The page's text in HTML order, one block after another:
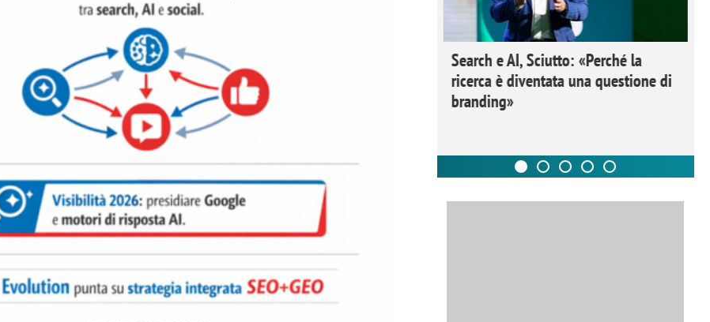
Viora di Deloitte Digital:
resta centrale, l’AI deve
il talento»
Ricerche di mercato. Neri, Ipsos
Doxa: «Non basta più descrivere i
fenomeni: bisogna comprenderli e
tradurli in azioni»
Search e AI, Sciutto: «Perché la
ricerca è diventata una questione di
branding»